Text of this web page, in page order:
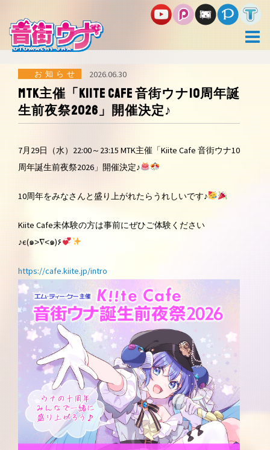
コ
ン
テ
ン
ツ
お知らせ 2026.06.30
MTK主催「Kiite Cafe 音街ウナ10周年誕
生前夜祭2026」開催決定♪
7月29日（水）22:00～23:15 MTK主催「Kiite Cafe 音街ウナ10
周年誕生前夜祭2026」開催決定♪
10周年をみなさんと盛り上がれたらうれしいです♪
Kiite Cafe未体験の方は事前にぜひご体験ください
♪є(๑˃∇˂๑)۶
https://cafe.kiite.jp/intro